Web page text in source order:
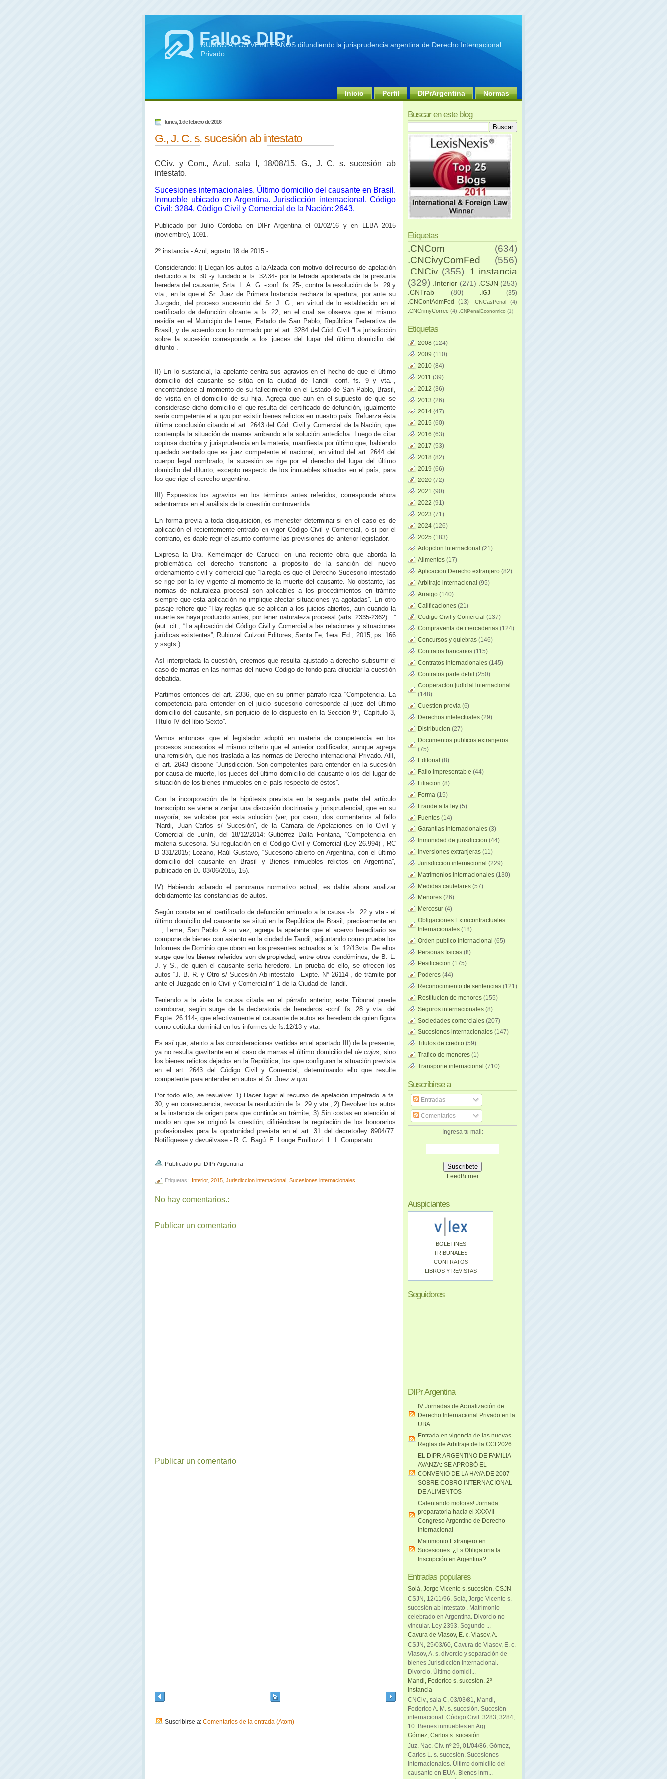
Fallos DIPr
RUMBO A LOS VEINTE AÑOS difundiendo la jurisprudencia argentina de Derecho Internacional
Privado
Inicio Perfil DIPrArgentina Normas
lunes, 1 de febrero de 2016
G., J. C. s. sucesión ab intestato
CCiv. y Com., Azul, sala I, 18/08/15, G., J. C. s. sucesión ab
intestato.
Sucesiones internacionales. Último domicilio del causante en Brasil.
Inmueble ubicado en Argentina. Jurisdicción internacional. Código
Civil: 3284. Código Civil y Comercial de la Nación: 2643.
Publicado por Julio Córdoba en DIPr Argentina el 01/02/16 y en LLBA 2015
(noviembre), 1091.
2º instancia.- Azul, agosto 18 de 2015.-
Considerando: I) Llegan los autos a la Alzada con motivo del recurso de apelación
deducido a fs. 30 -y fundado a fs. 32/34- por la letrada apoderada de la presunta
heredera del causante, Srta. L. A. G. -conf. fs. 25-, contra la resolución de fs. 29 y
vta., en la que el Sr. Juez de Primera Instancia rechaza la apertura, por ante su
Juzgado, del proceso sucesorio del Sr. J. G., en virtud de lo establecido en el
certificado de defunción obrante a fs. 22, en el cual se observa que el mismo
residía en el Municipio de Leme, Estado de San Pablo, República Federativa de
Brasil, y de acuerdo con lo normado por el art. 3284 del Cód. Civil “La jurisdicción
sobre la sucesión corresponde a los jueces del lugar del último domicilio del
difunto”.
II) En lo sustancial, la apelante centra sus agravios en el hecho de que el último
domicilio del causante se sitúa en la ciudad de Tandil -conf. fs. 9 y vta.-,
encontrándose al momento de su fallecimiento en el Estado de San Pablo, Brasil,
de visita en el domicilio de su hija. Agrega que aun en el supuesto de que se
considerase dicho domicilio el que resulta del certificado de defunción, igualmente
sería competente ela quopor existir bienes relictos en nuestro país. Refuerza ésta
última conclusión citando el art. 2643 del Cód. Civil y Comercial de la Nación, que
contempla la situación de marras arribando a la solución antedicha. Luego de citar
copiosa doctrina y jurisprudencia en la materia, manifiesta por último que, habiendo
quedado sentado que es juez competente el nacional, en virtud del art. 2644 del
cuerpo legal nombrado, la sucesión se rige por el derecho del lugar del último
domicilio del difunto, excepto respecto de los inmuebles situados en el país, para
los que rige el derecho argentino.
III) Expuestos los agravios en los términos antes referidos, corresponde ahora
adentrarnos en el análisis de la cuestión controvertida.
En forma previa a toda disquisición, es menester determinar si en el caso es de
aplicación el recientemente entrado en vigor Código Civil y Comercial, o si por el
contrario, es dable regir el asunto conforme las previsiones del anterior legislador.
Expresa la Dra. Kemelmajer de Carlucci en una reciente obra que aborda la
problemática del derecho transitorio a propósito de la sanción del nuevo
ordenamiento civil y comercial que “la regla es que el Derecho Sucesorio intestado
se rige por la ley vigente al momento de la muerte del causante. No obstante, las
normas de naturaleza procesal son aplicables a los procedimientos en trámite
siempre que esta aplicación no implique afectar situaciones ya agotadas”. En otro
pasaje refiere que “Hay reglas que se aplican a los juicios abiertos, aun cuando la
muerte se haya producido antes, por tener naturaleza procesal (arts. 2335-2362)…”
(aut. cit., “La aplicación del Código Civil y Comercial a las relaciones y situaciones
jurídicas existentes”, Rubinzal Culzoni Editores, Santa Fe, 1era. Ed., 2015, ps. 166
y ssgts.).
Así interpretada la cuestión, creemos que resulta ajustado a derecho subsumir el
caso de marras en las normas del nuevo Código de fondo para dilucidar la cuestión
debatida.
Partimos entonces del art. 2336, que en su primer párrafo reza “Competencia. La
competencia para entender en el juicio sucesorio corresponde al juez del último
domicilio del causante, sin perjuicio de lo dispuesto en la Sección 9ª, Capítulo 3,
Título IV del libro Sexto”.
Vemos entonces que el legislador adoptó en materia de competencia en los
procesos sucesorios el mismo criterio que el anterior codificador, aunque agrega
una remisión, que nos traslada a las normas de Derecho internacional Privado. Allí,
el art. 2643 dispone “Jurisdicción. Son competentes para entender en la sucesión
por causa de muerte, los jueces del último domicilio del causante o los del lugar de
situación de los bienes inmuebles en el país respecto de éstos”.
Con la incorporación de la hipótesis prevista en la segunda parte del artículo
transcripto se viene a zanjar una discusión doctrinaria y jurisprudencial, que en su
mayoría, se volcaba por esta solución (ver, por caso, dos comentarios al fallo
“Nardi, Juan Carlos s/ Sucesión”, de la Cámara de Apelaciones en lo Civil y
Comercial de Junín, del 18/12/2014: Gutiérrez Dalla Fontana, “Competencia en
materia sucesoria. Su regulación en el Código Civil y Comercial (Ley 26.994)”, RC
D 331/2015; Lozano, Raúl Gustavo, “Sucesorio abierto en Argentina, con el último
domicilio del causante en Brasil y Bienes inmuebles relictos en Argentina”,
publicado en DJ 03/06/2015, 15).
IV) Habiendo aclarado el panorama normativo actual, es dable ahora analizar
debidamente las constancias de autos.
Según consta en el certificado de defunción arrimado a la causa -fs. 22 y vta.- el
último domicilio del causante se situó en la República de Brasil, precisamente en
…, Leme, San Pablo. A su vez, agrega la apelante que el acervo hereditario se
compone de bienes con asiento en la ciudad de Tandil, adjuntando como prueba los
Informes de Dominio que obran en los presentes actuados a fs. 12/13vta. De ellos
surge que los bienes referidos son de propiedad, entre otros condóminos, de B. L.
J. y S., de quien el causante sería heredero. En prueba de ello, se ofrecen los
autos “J. B. R. y Otro s/ Sucesión Ab intestato” -Expte. N° 26114-, de trámite por
ante el Juzgado en lo Civil y Comercial n° 1 de la Ciudad de Tandil.
Teniendo a la vista la causa citada en el párrafo anterior, este Tribunal puede
corroborar, según surge de la declaratoria de herederos -conf. fs. 28 y vta. del
Expte. 26.114-, que efectivamente el causante de autos es heredero de quien figura
como cotitular dominial en los informes de fs.12/13 y vta.
Es así que, atento a las consideraciones vertidas en el apartado III) de la presente,
ya no resulta gravitante en el caso de marras el último domicilio del de cujus, sino
los bienes relictos dejados en la República, los que configuran la situación prevista
en el art. 2643 del Código Civil y Comercial, determinando ello que resulte
competente para entender en autos el Sr. Juez a quo.
Por todo ello, se resuelve: 1) Hacer lugar al recurso de apelación impetrado a fs.
30, y en consecuencia, revocar la resolución de fs. 29 y vta.; 2) Devolver los autos
a la instancia de origen para que continúe su trámite; 3) Sin costas en atención al
modo en que se originó la cuestión, difiriéndose la regulación de los honorarios
profesionales para la oportunidad prevista en el art. 31 del decreto/ley 8904/77.
Notifíquese y devuélvase.- R. C. Bagú. E. Louge Emiliozzi. L. I. Comparato.
Publicado por DIPr Argentina
Etiquetas: .Interior, 2015 Jurisdiccion internacional Sucesiones internacionales
No hay comentarios.:
Publicar un comentario
Publicar un comentario
Suscribirse a: Comentarios de la entrada (Atom)
Buscar en este blog
Etiquetas
.CNCom
(634)
.CNCivyComFed
(556)
.CNCiv (355) .1 instancia
(329)
.Interior (271) .CSJN (253)
.CNTrab
(80) .IGJ
(35)
.CNContAdmFed
(13) .CNCasPenal
(4)
.CNCrimyCorrec (4) .CNPenalEconomico (1)
Etiquetas
2008 (124)
2009 (110)
2010 (84)
2011 (39)
2012 (36)
2013 (26)
2014 (47)
2015 (60)
2016 (63)
2017 (53)
2018 (82)
2019 (66)
2020 (72)
2021 (90)
2022 (91)
2023 (71)
2024 (126)
2025 (183)
Adopcion internacional (21)
Alimentos (17)
Aplicacion Derecho extranjero (82)
Arbitraje internacional (95)
Arraigo (140)
Calificaciones (21)
Codigo Civil y Comercial (137)
Compraventa de mercaderias (124)
Concursos y quiebras (146)
Contratos bancarios (115)
Contratos internacionales (145)
Contratos parte debil (250)
Cooperacion judicial internacional
(148)
Cuestion previa (6)
Derechos intelectuales (29)
Distribucion (27)
Documentos publicos extranjeros
(75)
Editorial (8)
Fallo impresentable (44)
Filiacion (8)
Forma (15)
Fraude a la ley (5)
Fuentes (14)
Garantias internacionales (3)
Inmunidad de jurisdiccion (44)
Inversiones extranjeras (11)
Jurisdiccion internacional (229)
Matrimonios internacionales (130)
Medidas cautelares (57)
Menores (26)
Mercosur (4)
Obligaciones Extracontractuales
Internacionales (18)
Orden publico internacional (65)
Personas fisicas (8)
Pesificacion (175)
Poderes (44)
Reconocimiento de sentencias (121)
Restitucion de menores (155)
Seguros internacionales (8)
Sociedades comerciales (207)
Sucesiones internacionales (147)
Titulos de credito (59)
Trafico de menores (1)
Transporte internacional (710)
Suscribirse a
Entradas
Comentarios
Ingresa tu mail:
FeedBurner
Auspiciantes
BOLETINES
TRIBUNALES
CONTRATOS
LIBROS Y REVISTAS
Seguidores
DIPr Argentina
IV Jornadas de Actualización de
Derecho Internacional Privado en la
UBA
Entrada en vigencia de las nuevas
Reglas de Arbitraje de la CCI 2026
EL DIPR ARGENTINO DE FAMILIA
AVANZA: SE APROBÓ EL
CONVENIO DE LA HAYA DE 2007
SOBRE COBRO INTERNACIONAL
DE ALIMENTOS
Calentando motores! Jornada
preparatoria hacia el XXXVII
Congreso Argentino de Derecho
Internacional
Matrimonio Extranjero en
Sucesiones: ¿Es Obligatoria la
Inscripción en Argentina?
Entradas populares
Solá, Jorge Vicente s. sucesión. CSJN
CSJN, 12/11/96, Solá, Jorge Vicente s.
sucesión ab intestato . Matrimonio
celebrado en Argentina. Divorcio no
vincular. Ley 2393. Segundo ...
Cavura de Vlasov, E. c. Vlasov, A.
CSJN, 25/03/60, Cavura de Vlasov, E. c.
Vlasov, A. s. divorcio y separación de
bienes Jurisdicción internacional.
Divorcio. Último domicil...
Mandl, Federico s. sucesión. 2º
instancia
CNCiv., sala C, 03/03/81, Mandl,
Federico A. M. s. sucesión. Sucesión
internacional. Código Civil: 3283, 3284,
10. Bienes inmuebles en Arg...
Gómez, Carlos s. sucesión
Juz. Nac. Civ. nº 29, 01/04/86, Gómez,
Carlos L. s. sucesión. Sucesiones
internacionales. Último domicilio del
causante en EUA. Bienes inm...